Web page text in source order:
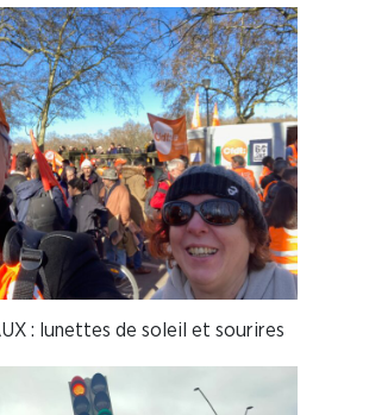
: lunettes de soleil et sourires